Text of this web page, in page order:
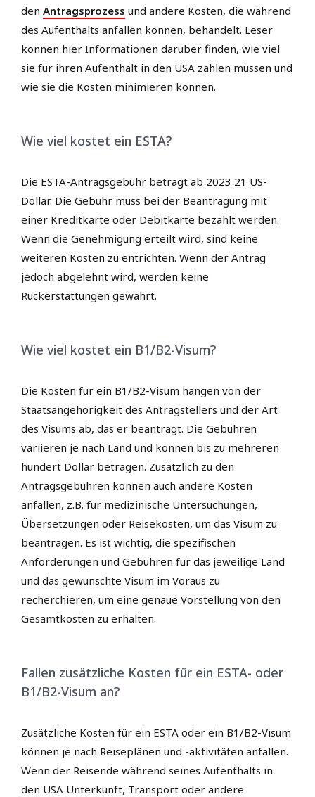
den Antragsprozess und andere Kosten, die während
des Aufenthalts anfallen können, behandelt. Leser
können hier Informationen darüber finden, wie viel
sie für ihren Aufenthalt in den USA zahlen müssen und
wie sie die Kosten minimieren können.
Wie viel kostet ein ESTA?
Die ESTA-Antragsgebühr beträgt ab 2023 21 US-
Dollar. Die Gebühr muss bei der Beantragung mit
einer Kreditkarte oder Debitkarte bezahlt werden.
Wenn die Genehmigung erteilt wird, sind keine
weiteren Kosten zu entrichten. Wenn der Antrag
jedoch abgelehnt wird, werden keine
Rückerstattungen gewährt.
Wie viel kostet ein B1/B2-Visum?
Die Kosten für ein B1/B2-Visum hängen von der
Staatsangehörigkeit des Antragstellers und der Art
des Visums ab, das er beantragt. Die Gebühren
variieren je nach Land und können bis zu mehreren
hundert Dollar betragen. Zusätzlich zu den
Antragsgebühren können auch andere Kosten
anfallen, z.B. für medizinische Untersuchungen,
Übersetzungen oder Reisekosten, um das Visum zu
beantragen. Es ist wichtig, die spezifischen
Anforderungen und Gebühren für das jeweilige Land
und das gewünschte Visum im Voraus zu
recherchieren, um eine genaue Vorstellung von den
Gesamtkosten zu erhalten.
Fallen zusätzliche Kosten für ein ESTA- oder
B1/B2-Visum an?
Zusätzliche Kosten für ein ESTA oder ein B1/B2-Visum
können je nach Reiseplänen und -aktivitäten anfallen.
Wenn der Reisende während seines Aufenthalts in
den USA Unterkunft, Transport oder andere